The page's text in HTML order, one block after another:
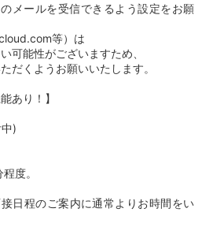
メールを受信できるよう設定をお願
等）は
可能性がございますため、
だくようお願いいたします。
あり！】
)
度。
日程のご案内に通常よりお時間をい